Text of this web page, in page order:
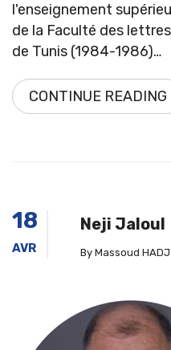
l'enseignement
de la Faculté des
de Tunis (1984-1986)…
CONTINUE READING
18
AVR
Neji Jaloul
By Massoud HADJ